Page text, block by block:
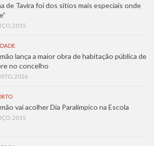
de Tavira foi dos sítios mais especiais onde
2015
lança a maior obra de habitação pública de
no concelho
2026
vai acolher Dia Paralímpico na Escola
2015